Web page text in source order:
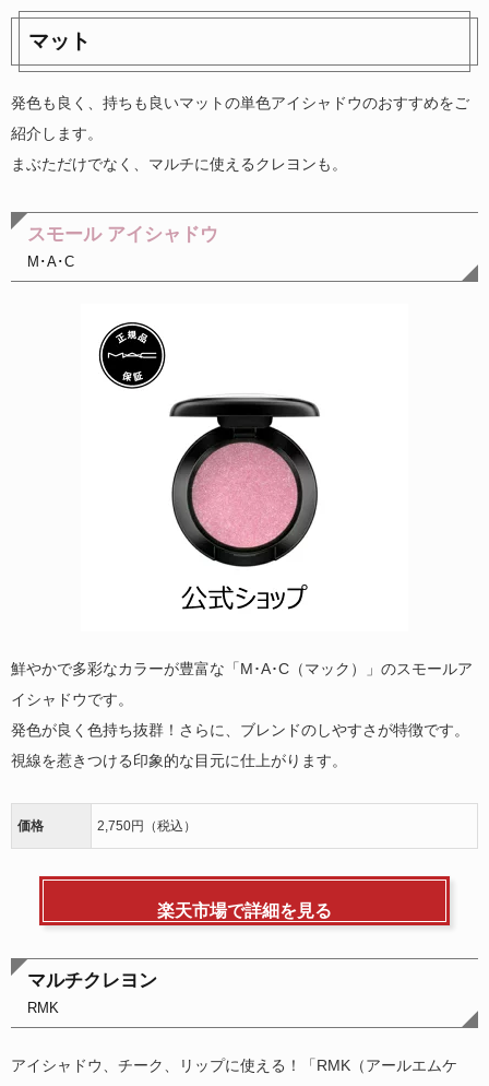
マット
発色も良く、持ちも良いマットの単色アイシャドウのおすすめをご
紹介します。
まぶただけでなく、マルチに使えるクレヨンも。
スモール アイシャドウ
M･A･C
鮮やかで多彩なカラーが豊富な「M･A･C（マック）」のスモールア
イシャドウです。
発色が良く色持ち抜群！さらに、ブレンドのしやすさが特徴です。
視線を惹きつける印象的な目元に仕上がります。
価格 2,750円（税込）
楽天市場で詳細を見る
マルチクレヨン
RMK
アイシャドウ、チーク、リップに使える！「RMK（アールエムケ